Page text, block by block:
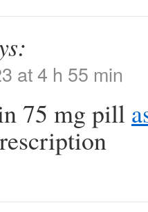
at 4 h 55 min
75 mg pill